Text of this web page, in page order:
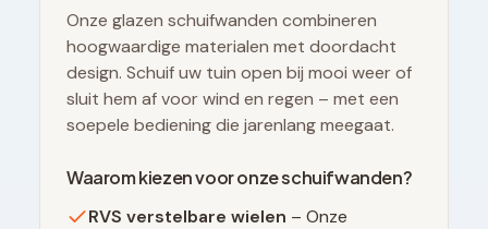
Onze glazen schuifwanden combineren
hoogwaardige materialen met doordacht
design. Schuif uw tuin open bij mooi weer of
sluit hem af voor wind en regen – met een
soepele bediening die jarenlang meegaat.
Waarom kiezen voor onze schuifwanden?
RVS verstelbare wielen – Onze